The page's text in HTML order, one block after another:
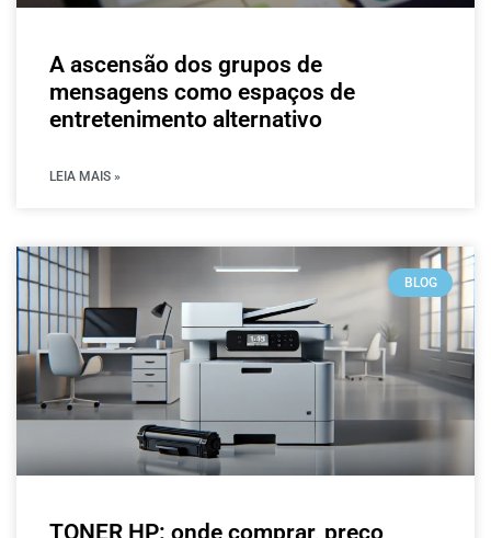
A ascensão dos grupos de
mensagens como espaços de
entretenimento alternativo
LEIA MAIS »
BLOG
TONER HP: onde comprar, preço